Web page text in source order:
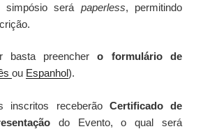
simpósio será paperless, permitindo
basta preenchero formulário de
ou Espanhol).
inscritos receberão Certificado de
do Evento, o qual será